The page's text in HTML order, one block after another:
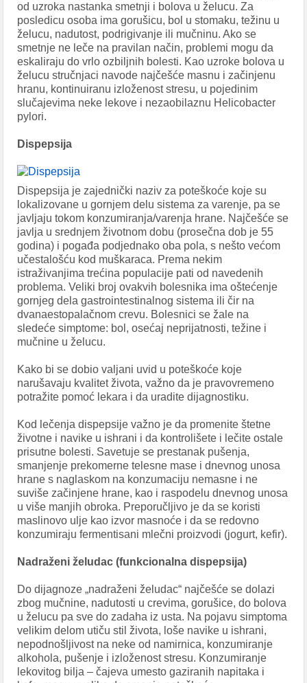
od uzroka nastanka smetnji i bolova u želucu. Za
posledicu osoba ima gorušicu, bol u stomaku, težinu u
želucu, nadutost, podrigivanje ili mučninu. Ako se
smetnje ne leče na pravilan način, problemi mogu da
eskaliraju do vrlo ozbiljnih bolesti. Kao uzroke bolova u
želucu stručnjaci navode najčešće masnu i začinjenu
hranu, kontinuiranu izloženost stresu, u pojedinim
slučajevima neke lekove i nezaobilaznu Helicobacter
pylori.
Dispepsija
Dispepsija je zajednički naziv za poteškoće koje su
lokalizovane u gornjem delu sistema za varenje, pa se
javljaju tokom konzumiranja/varenja hrane. Najčešće se
javlja u srednjem životnom dobu (prosečna dob je 55
godina) i pogađa podjednako oba pola, s nešto većom
učestalošću kod muškaraca. Prema nekim
istraživanjima trećina populacije pati od navedenih
problema. Veliki broj ovakvih bolesnika ima oštećenje
gornjeg dela gastrointestinalnog sistema ili čir na
dvanaestopalačnom crevu. Bolesnici se žale na
sledeće simptome: bol, osećaj neprijatnosti, težine i
mučnine u želucu.
Kako bi se dobio valjani uvid u poteškoće koje
narušavaju kvalitet života, važno da je pravovremeno
potražite pomoć lekara i da uradite dijagnostiku.
Kod lečenja dispepsije važno je da promenite štetne
životne i navike u ishrani i da kontrolišete i lečite ostale
prisutne bolesti. Savetuje se prestanak pušenja,
smanjenje prekomerne telesne mase i dnevnog unosa
hrane s naglaskom na konzumaciju nemasne i ne
suviše začinjene hrane, kao i raspodelu dnevnog unosa
u više manjih obroka. Preporučljivo je da se koristi
maslinovo ulje kao izvor masnoće i da se redovno
konzumiraju fermentisani mlečni proizvodi (jogurt, kefir).
Nadraženi želudac (funkcionalna dispepsija)
Do dijagnoze „nadraženi želudac“ najčešće se dolazi
zbog mučnine, nadutosti u crevima, gorušice, do bolova
u želucu pa sve do zadaha iz usta. Na pojavu simptoma
velikim delom utiču stil života, loše navike u ishrani,
nepodnošljivost na neke od namirnica, konzumiranje
alkohola, pušenje i izloženost stresu. Konzumiranje
lekovitog bilja – čajeva umesto gaziranih napitaka i